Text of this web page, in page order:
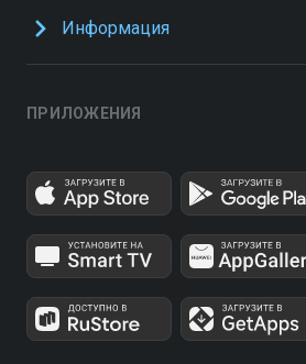
Информация
ПРИЛОЖЕНИЯ